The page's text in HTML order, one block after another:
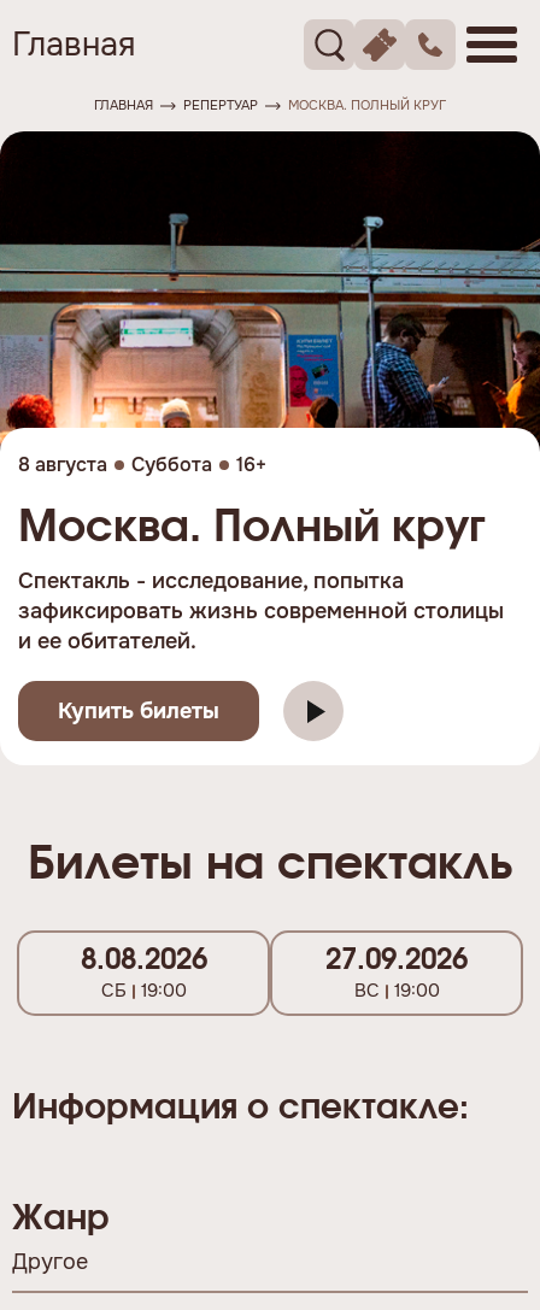
Главная
ГЛАВНАЯ РЕПЕРТУАР МОСКВА. ПОЛНЫЙ КРУГ
8 августа Суббота 16+
Москва. Полный круг
Cпектакль - исследование, попытка
зафиксировать жизнь современной столицы
и ее обитателей.
Купить билеты
Билеты на спектакль
8.08.2026
СБ 19:00
27.09.2026
ВС 19:00
Информация о спектакле:
Жанр
Другое